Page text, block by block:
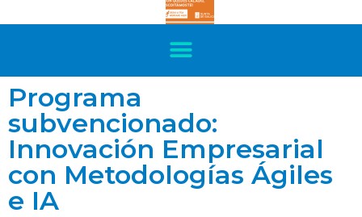
Programa
subvencionado:
Innovación Empresarial
con Metodologías Ágiles
e IA